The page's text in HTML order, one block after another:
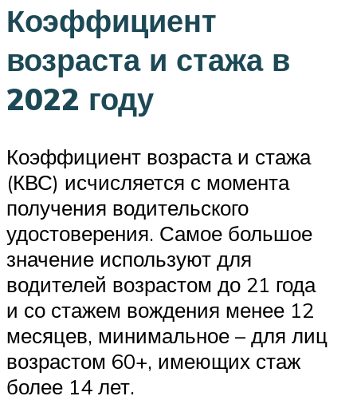
Коэффициент
возраста и стажа в
2022 году
Коэффициент возраста и стажа
(КВС) исчисляется с момента
получения водительского
удостоверения. Самое большое
значение используют для
водителей возрастом до 21 года
и со стажем вождения менее 12
месяцев, минимальное – для лиц
возрастом 60+, имеющих стаж
более 14 лет.